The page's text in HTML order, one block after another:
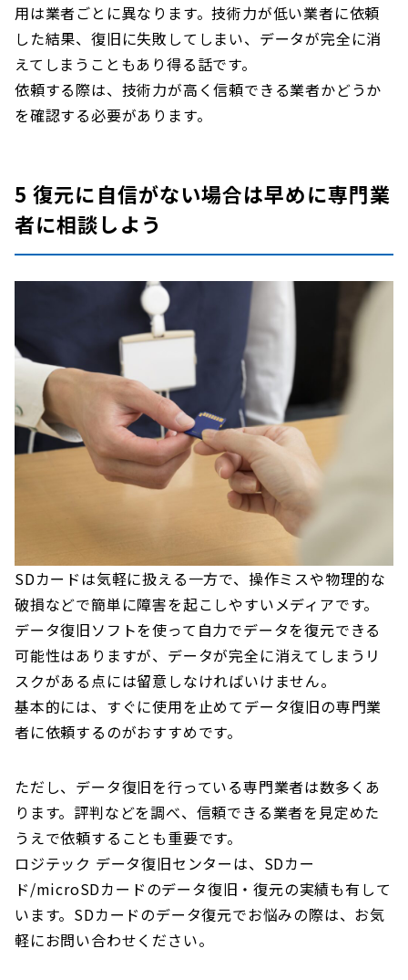
用は業者ごとに異なります。技術力が低い業者に依頼
した結果、復旧に失敗してしまい、データが完全に消
えてしまうこともあり得る話です。
依頼する際は、技術力が高く信頼できる業者かどうか
を確認する必要があります。
5 復元に自信がない場合は早めに専門業
者に相談しよう
SDカードは気軽に扱える一方で、操作ミスや物理的な
破損などで簡単に障害を起こしやすいメディアです。
データ復旧ソフトを使って自力でデータを復元できる
可能性はありますが、データが完全に消えてしまうリ
スクがある点には留意しなければいけません。
基本的には、すぐに使用を止めてデータ復旧の専門業
者に依頼するのがおすすめです。
ただし、データ復旧を行っている専門業者は数多くあ
ります。評判などを調べ、信頼できる業者を見定めた
うえで依頼することも重要です。
ロジテック データ復旧センターは、SDカー
ド/microSDカードのデータ復旧・復元の実績も有して
います。SDカードのデータ復元でお悩みの際は、お気
軽にお問い合わせください。